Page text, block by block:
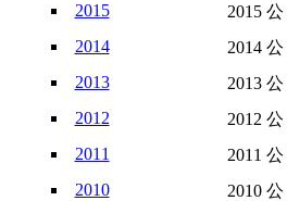
2015
2015
2014
2014
2013
2013
2012
2012
2011
2011
2010
2010